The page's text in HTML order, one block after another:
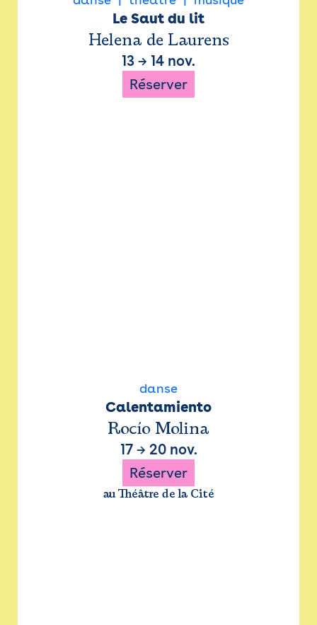
Le Saut du lit
Helena de Laurens
13 → 14 nov.
Réserver
danse
Calentamiento
Rocío Molina
17→ 20 nov.
Réserver
au Théâtre de la Cité